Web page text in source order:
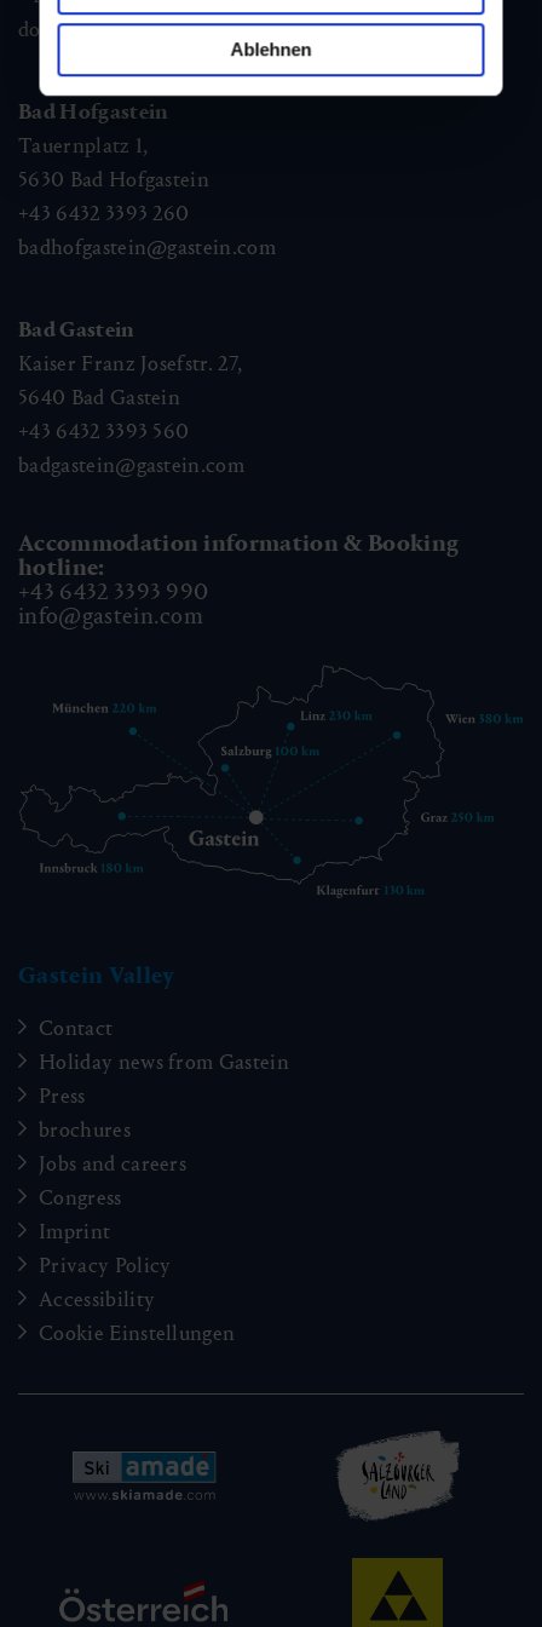
Ablehnen
dorfgastein@gastein.com
Bad Hofgastein
Tauernplatz 1,
5630 Bad Hofgastein
+43 6432 3393 260
badhofgastein@gastein.com
Bad Gastein
Kaiser Franz Josefstr. 27,
5640 Bad Gastein
+43 6432 3393 560
badgastein@gastein.com
Accommodation information & Booking
hotline:
+43 6432 3393 990
info@gastein.com
Gastein Valley
Contact
Holiday news from Gastein
Press
brochures
Jobs and careers
Congress
Imprint
Privacy Policy
Accessibility
Cookie Einstellungen